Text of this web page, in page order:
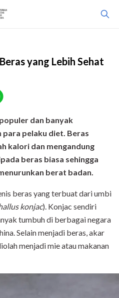
yang Lebih Sehat
dan banyak
para pelaku diet. Beras
kalori dan mengandung
pada beras biasa sehingga
berat badan.
beras yang terbuat dari umbi
konjac). Konjac sendiri
tumbuh di berbagai negara
Selain menjadi beras, akar
menjadi mie atau makanan